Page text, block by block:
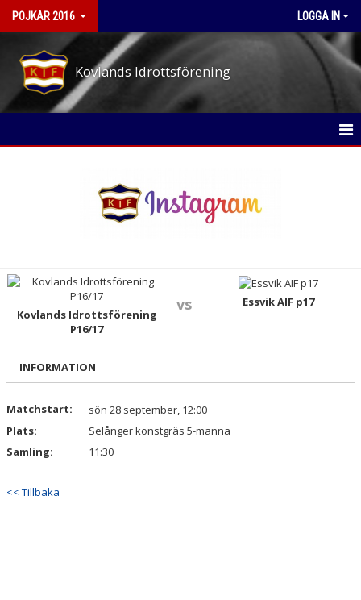
POJKAR 2016 LOGGA IN
Kovlands Idrottsförening
DOKUMENT
KONTAKT
Kovlands Idrottsförening
P16/17
vs Essvik AIF p17
INFORMATION
Matchstart:
sön 28 september, 12:00
Plats:
Selånger konstgräs 5-manna
Samling:
11:30
<< Tillbaka